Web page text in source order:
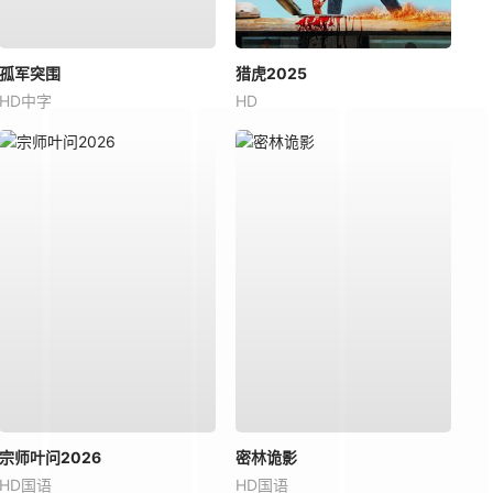
孤军突围
HD中字
猎虎2025
HD
宗师叶问2026
HD国语
密林诡影
HD国语